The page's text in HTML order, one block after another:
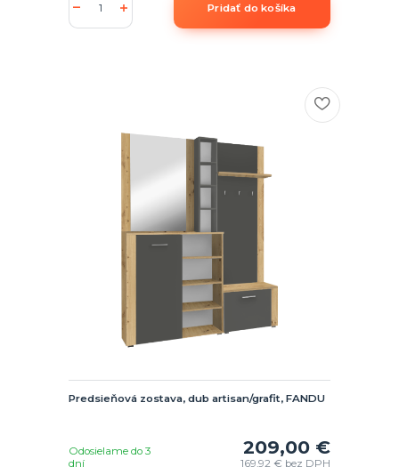
Pridať do košíka
Predsieňová zostava, dub artisan/grafit, FANDU
209,00 €
169,92 € bez DPH
Odosielame do 3
dní